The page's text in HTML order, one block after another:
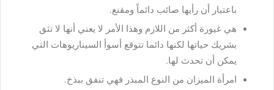
باعتبار أن رأيها صائب دائماً ومقنع.
هي غيورة أكثر من اللازم وهذا الأمر لا يعني أنها لا تثق
بشريك حياتها لكنها دائما تتوقع أسوأ السيناريوهات التي
يمكن أن تحدث لها.
امرأة الميزان من النوع المبذر فهي تنفق ببذخ.